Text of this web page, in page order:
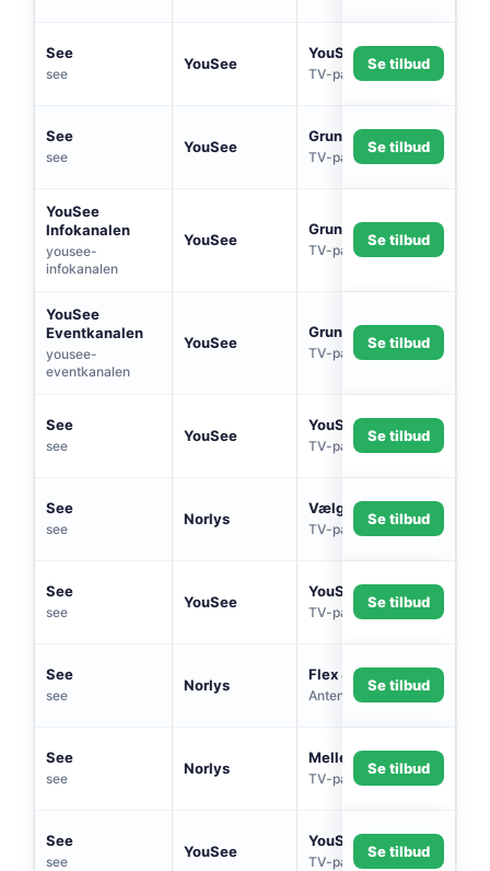
See
see
YouSee
YouSee Play 10
TV-pakke
Se tilbud
See
see
YouSee
Grundpakke
TV-pakke
Se tilbud
YouSee
Infokanalen
yousee-
infokanalen
YouSee
Grundpakke
TV-pakke
Se tilbud
YouSee
Eventkanalen
yousee-
eventkanalen
YouSee
Grundpakke
TV-pakke
Se tilbud
See
see
YouSee
YouSee Play 20
TV-pakke
Se tilbud
See
see
Norlys
Vælg 8
TV-pakke
Se tilbud
See
see
YouSee
YouSee Play 30
TV-pakke
Se tilbud
See
see
Norlys
Flex 8 (via antenne)
Antenne
Se tilbud
See
see
Norlys
Mellem TV-Pakke
TV-pakke
Se tilbud
See
see
YouSee
YouSee Play 40
TV-pakke
Se tilbud